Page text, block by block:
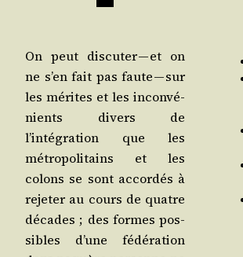
On peut dis­cu­ter — et on
ne s’en fait pas faute — sur
les mérites et les incon­vé­
nients divers de
l’intégration que les
métro­po­li­tains et les
colons se sont accor­dés à
reje­ter au cours de quatre
décades ; des formes pos­
sibles d’une fédé­ra­tion